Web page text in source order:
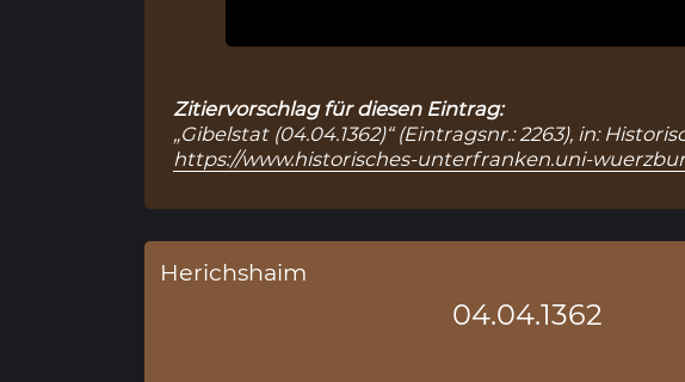
Zitiervorschlag für diesen Eintrag:
„Gibelstat (04.04.1362)“ (Eintragsnr.: 2263), in:
https://www.historisches-unterfranken.uni-
Herichshaim
04.04.1362